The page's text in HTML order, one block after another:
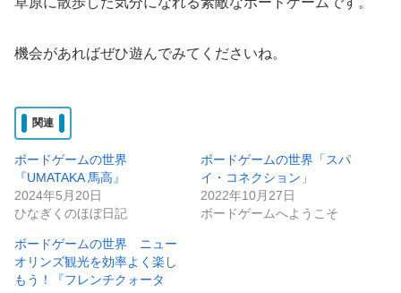
機会があればぜひ遊んでみてくださいね。
関連
ボードゲームの世界
『UMATAKA 馬高』
2024年5月20日
ひなぎくのほぼ日記
ボードゲームの世界「スパ
イ・コネクション」
2022年10月27日
ボードゲームへようこそ
ボードゲームの世界 ニュー
オリンズ観光を効率よく楽し
もう！『フレンチクォータ